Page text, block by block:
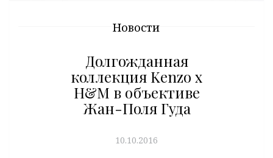
Новости
Долгожданная
коллекция Kenzo x
H&M в объективе
Жан-Поля Гуда
10.10.2016